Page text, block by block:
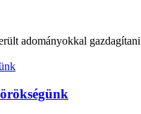
adományokkal